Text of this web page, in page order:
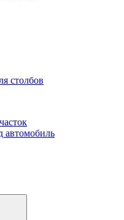
столбов
автомобиль